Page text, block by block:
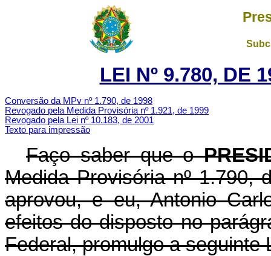
LEI Nº 9.780, DE
Conversão da MPv nº 1.790, de 1998
Revogado pela Medida Provisória nº 1.921, de 1999
Revogado pela Lei nº 10.183, de 2001
Texto para impressão
Faço saber que o
Medida Provisória nº 1.790,
aprovou, e eu, Antonio
efeitos do disposto no
Federal, promulgo a seguinte